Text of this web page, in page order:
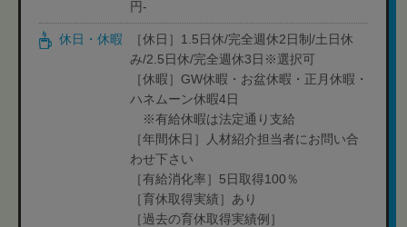
円-
休日・休暇
［休日］1.5日休/完全週休2日制/土日休
み/2.5日休/完全週休3日※選択可
［休暇］GW休暇・お盆休暇・正月休暇・
ハネムーン休暇4日
※有給休暇は法定通り支給
［年間休日］人材紹介担当者にお問い合
わせ下さい
［有給消化率］5日取得100％
［育休取得実績］あり
［過去の育休取得実績例］